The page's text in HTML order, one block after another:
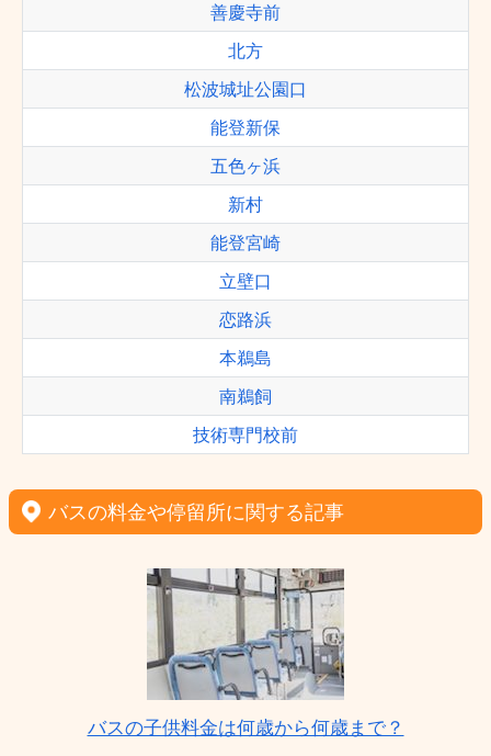
善慶寺前
北方
松波城址公園口
能登新保
五色ヶ浜
新村
能登宮崎
立壁口
恋路浜
本鵜島
南鵜飼
技術専門校前
バスの料金や停留所に関する記事
バスの子供料金は何歳から何歳まで？